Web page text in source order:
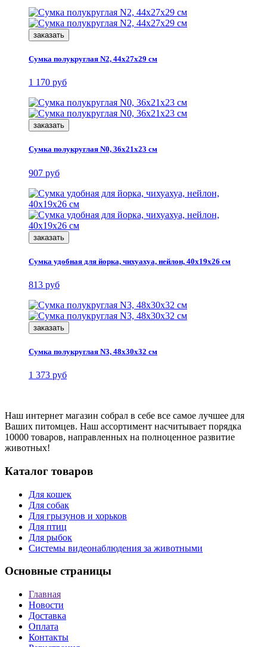
заказать
Сумка полукруглая N2, 44x27x29 см
1 170 руб
заказать
Сумка полукруглая N0, 36x21x23 см
907 руб
заказать
Сумка удобная для йорка, чихуахуа, нейлон, 40x19x26 см
813 руб
заказать
Сумка полукруглая N3, 48x30x32 см
1 373 руб
Наш интернет магазин собрал в себе все самое лучшее для
Ваших питомцев. Наш ассортимент насчитывает порядка
10000 товаров, направленных на полноценное развитие
животных!
Каталог товаров
Для кошек
Для собак
Для грызунов и хорьков
Для птиц
Для рыбок
Cистемы видеонаблюдения за животными
Основные страницы
Главная
Новости
Доставка
Оплата
Контакты